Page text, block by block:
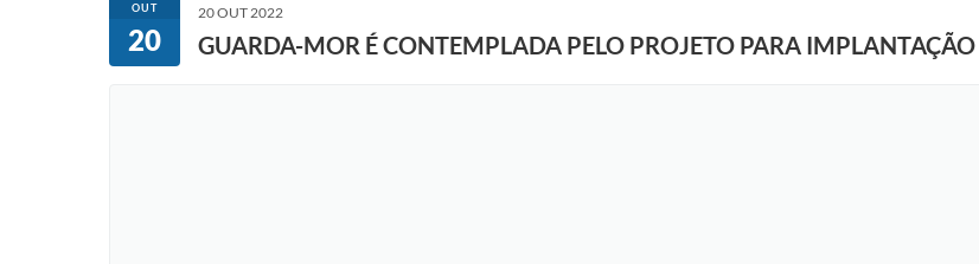
OUT
20
20 OUT 2022
GUARDA-MOR É CONTEMPLADA PELO PROJETO PARA